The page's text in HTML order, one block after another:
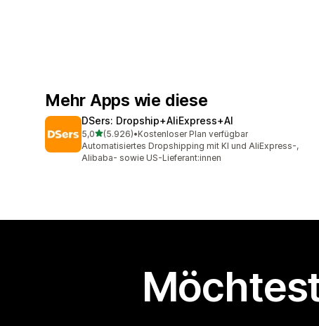
Mehr Apps wie diese
DSers: Dropship+AliExpress+AI
5,0von 5 Sternen
(5.926)
5926 Rezensionen insgesamt
•Kostenloser Plan verfügbar
Automatisiertes Dropshipping mit KI und AliExpress-,
Alibaba- sowie US-Lieferant:innen